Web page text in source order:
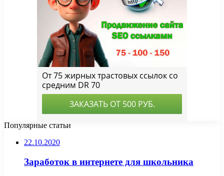
Популярные статьи
22.10.2020
Заработок в интернете для школьника